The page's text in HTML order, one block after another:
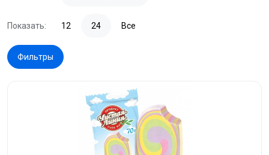
Показать: 12 24 Все
Фильтры